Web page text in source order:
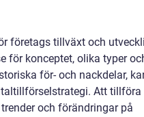
företags tillväxt och
för konceptet, olika typer
för- och nackdelar,
Att
och förändringar på